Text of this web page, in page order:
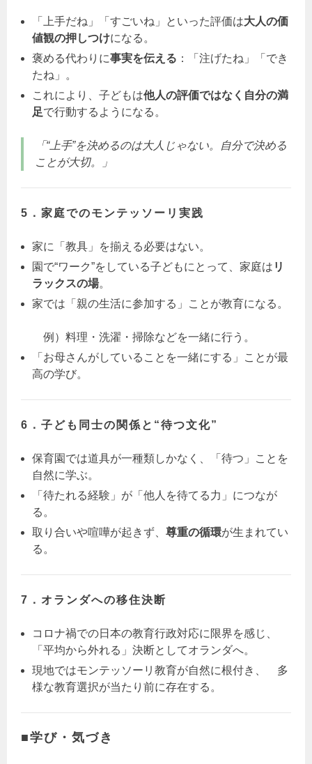
「上手だね」「すごいね」といった評価は大人の価
値観の押しつけになる。
褒める代わりに事実を伝える ：「注げたね」「でき
たね」。
これにより、子どもは他人の評価ではなく自分の満
足で行動するようになる。
「“上手”を決めるのは大人じゃない。自分で決める
ことが大切。」
5．家庭でのモンテッソーリ実践
家に「教具」を揃える必要はない。
園で“ワーク”をしている子どもにとって、家庭は リ
ラックスの場。
家では「親の生活に参加する」ことが教育になる。
例）料理・洗濯・掃除などを一緒に行う。
「お母さんがしていることを一緒にする」ことが最
高の学び。
6．子ども同士の関係と“待つ文化”
保育園では道具が一種類しかなく、「待つ」ことを
自然に学ぶ。
「待たれる経験」が「他人を待てる力」につなが
る。
取り合いや喧嘩が起きず、尊重の循環が生まれてい
る。
7．オランダへの移住決断
コロナ禍での日本の教育行政対応に限界を感じ、
「平均から外れる」決断としてオランダへ。
現地ではモンテッソーリ教育が自然に根付き、 多
様な教育選択が当たり前に存在する。
■学び・気づき